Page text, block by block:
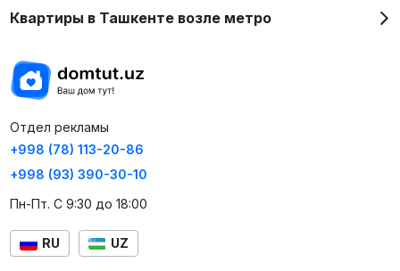
Квартиры в Ташкенте возле метро
Отдел рекламы
+998 (78) 113-20-86
+998 (93) 390-30-10
Пн-Пт. С 9:30 до 18:00
RU UZ